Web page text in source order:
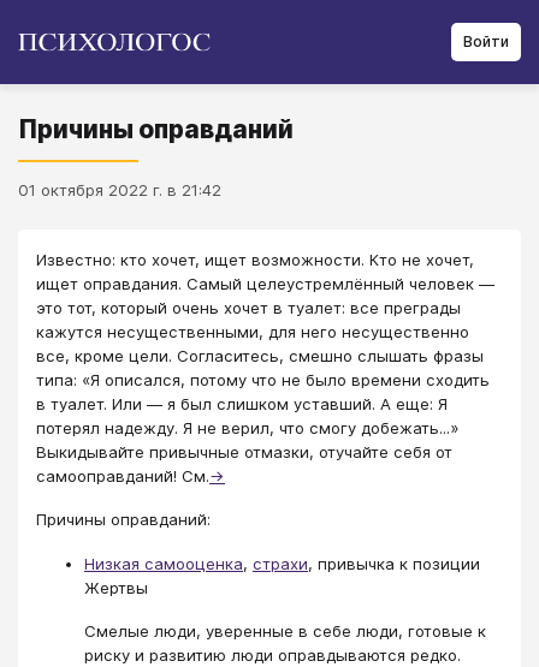
Войти
Причины оправданий
01 октября 2022 г. в 21:42
Известно: кто хочет, ищет возможности. Кто не хочет,
ищет оправдания. Самый целеустремлённый человек —
это тот, который очень хочет в туалет: все преграды
кажутся несущественными, для него несущественно
все, кроме цели. Согласитесь, смешно слышать фразы
типа: «Я описался, потому что не было времени сходить
в туалет. Или — я был слишком уставший. А еще: Я
потерял надежду. Я не верил, что смогу добежать...»
Выкидывайте привычные отмазки, отучайте себя от
самооправданий! См.→
Причины оправданий:
Низкая самооценка, страхи, привычка к позиции
Жертвы
Смелые люди, уверенные в себе люди, готовые к
риску и развитию люди оправдываются редко.